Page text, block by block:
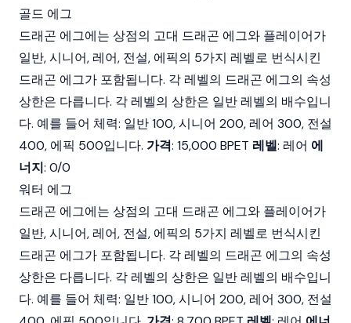
골드 에그
드래곤 에그에는 상점의 고대 드래곤 에그와 플레이어가
일반, 시니어, 레어, 전설, 에픽의 5가지 레벨로 번식시킨
드래곤 에그가 포함됩니다. 각 레벨의 드래곤 에그의 속성
상한은 다릅니다. 각 레벨의 상한은 일반 레벨의 배수입니
다. 예를 들어 체력: 일반 100, 시니어 200, 레어 300, 전설
400, 에픽 500입니다. 가격: 15,000 BPET 레벨: 레어 에
너지: 0/0
워터 에그
드래곤 에그에는 상점의 고대 드래곤 에그와 플레이어가
일반, 시니어, 레어, 전설, 에픽의 5가지 레벨로 번식시킨
드래곤 에그가 포함됩니다. 각 레벨의 드래곤 에그의 속성
상한은 다릅니다. 각 레벨의 상한은 일반 레벨의 배수입니
다. 예를 들어 체력: 일반 100, 시니어 200, 레어 300, 전설